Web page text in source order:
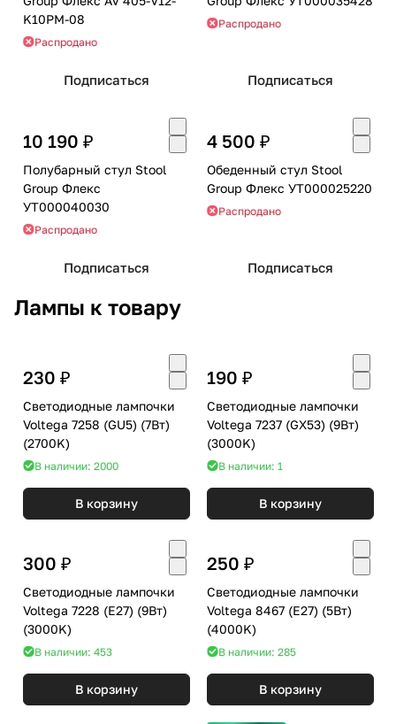
K10PM-08
Распродано
Подписаться
Распродано
Подписаться
10 190 ₽
Полубарный стул Stool
Group Флекс
УТ000040030
Распродано
Подписаться
4 500 ₽
Обеденный стул Stool
Group Флекс УТ000025220
Распродано
Подписаться
Лампы к товару
230 ₽
Светодиодные лампочки
Voltega 7258 (GU5) (7Вт)
(2700K)
В наличии: 2000
В корзину
190 ₽
Светодиодные лампочки
Voltega 7237 (GX53) (9Вт)
(3000K)
В наличии: 1
В корзину
300 ₽
Светодиодные лампочки
Voltega 7228 (E27) (9Вт)
(3000K)
В наличии: 453
В корзину
250 ₽
Светодиодные лампочки
Voltega 8467 (E27) (5Вт)
(4000K)
В наличии: 285
В корзину